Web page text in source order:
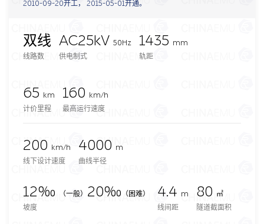
2010-09-20开工， 2015-05-01开通。
双线
线路数
AC25kV 50Hz
供电制式
1435 mm
轨距
65
km
计价里程
160
km/h
最高运行速度
200
km/h
线下设计速度
4000 m
曲线半径
12‰ （一般） 20‰ （困难）
坡度
4.4 m
线间距
80 ㎡
隧道截面积